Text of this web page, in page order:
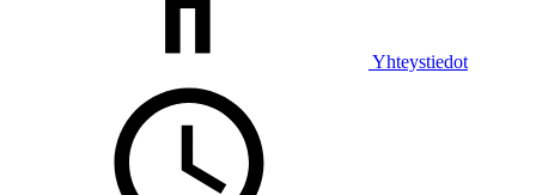
Yhteystiedot